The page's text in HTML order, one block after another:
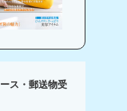
ス・郵送物受